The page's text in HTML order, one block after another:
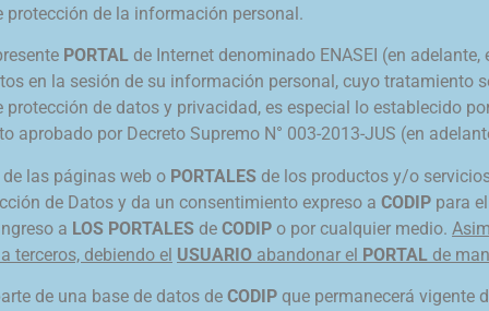
protección de la información personal.
PORTAL de Internet denominado ENASEI (en adelante,
en la sesión de su información personal, cuyo tratamiento
de datos y privacidad, es especial lo establecido
aprobado por Decreto Supremo N° 003-2013-JUS (en
las páginas web o PORTALES de los productos y/o
de Datos y da un consentimiento expreso a CODIP para
a LOS PORTALES de CODIP o por cualquier medio.
terceros, debiendo el USUARIO abandonar el PORTAL de
de una base de datos de CODIP que permanecerá vigente